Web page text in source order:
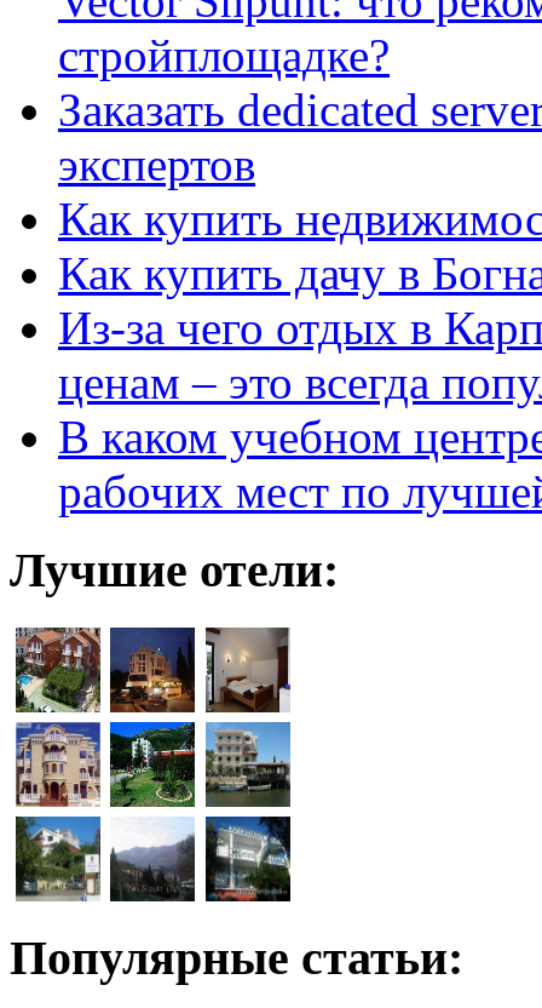
стройплощадке?
Заказать dedicated
экспертов
Как купить
Как купить дачу в
Из-за чего отдых в
ценам – это всегда
В каком учебном
рабочих мест по
Лучшие отели:
Популярные статьи: